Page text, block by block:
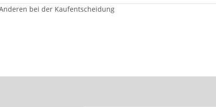
bei der Kaufentscheidung